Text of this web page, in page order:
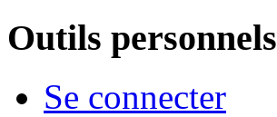
Outils personnels
Se connecter